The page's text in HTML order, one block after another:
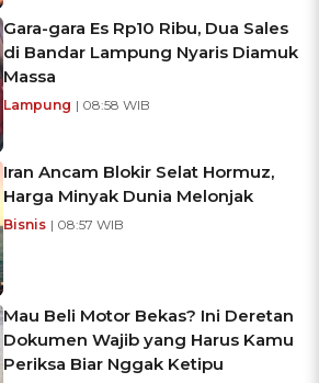
Gara-gara Es Rp10 Ribu, Dua Sales
di Bandar Lampung Nyaris Diamuk
Massa
Lampung | 08:58 WIB
Iran Ancam Blokir Selat Hormuz,
Harga Minyak Dunia Melonjak
Bisnis | 08:57 WIB
Mau Beli Motor Bekas? Ini Deretan
Dokumen Wajib yang Harus Kamu
Periksa Biar Nggak Ketipu